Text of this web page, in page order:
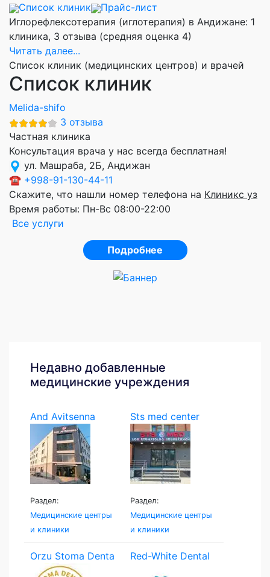
Список клиник
Прайс-лист
Иглорефлексотерапия (иглотерапия) в Андижане: 1
клиника, 3 отзыва (средняя оценка 4)
Читать далее...
Список клиник (медицинских центров) и врачей
Список клиник
Melida-shifo
3 отзыва
Частная клиника
Консультация врача у нас всегда бесплатная!
ул. Машраба, 2Б, Андижан
☎ +998-91-130-44-11
Скажите, что нашли номер телефона на Клиникс уз
Время работы: Пн-Вс 08:00-22:00
Все услуги
Подробнее
Недавно добавленные
медицинские учреждения
And Avitsenna
Раздел:
Медицинские центры
и клиники
Sts med center
Раздел:
Медицинские центры
и клиники
Orzu Stoma Denta
Red-White Dental